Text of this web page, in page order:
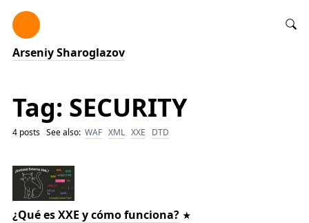
Arseniy Sharoglazov
Tag: SECURITY
4 posts See also: WAF XML XXE DTD
¿Qué es XXE y cómo funciona?